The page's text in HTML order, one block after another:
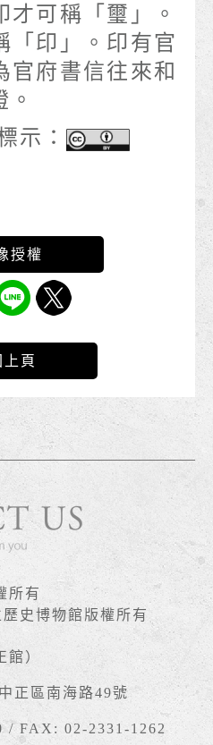
才可稱「璽」。
「印」。印有官
官府書信往來和
示：
上頁
所有
史博物館版權所有
館）
正區南海路49號
/ FAX: 02-2331-1262